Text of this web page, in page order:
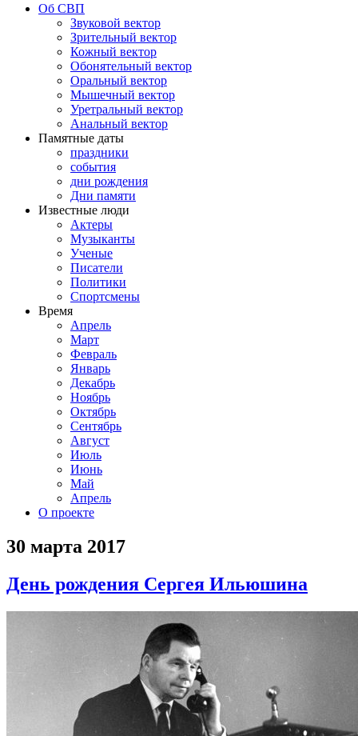
Об СВП
Звуковой вектор
Зрительный вектор
Кожный вектор
Обонятельный вектор
Оральный вектор
Мышечный вектор
Уретральный вектор
Анальный вектор
Памятные даты
праздники
события
дни рождения
Дни памяти
Известные люди
Актеры
Музыканты
Ученые
Писатели
Политики
Спортсмены
Время
Апрель
Март
Февраль
Январь
Декабрь
Ноябрь
Октябрь
Сентябрь
Август
Июль
Июнь
Май
Апрель
О проекте
30 марта 2017
День рождения Сергея Ильюшина